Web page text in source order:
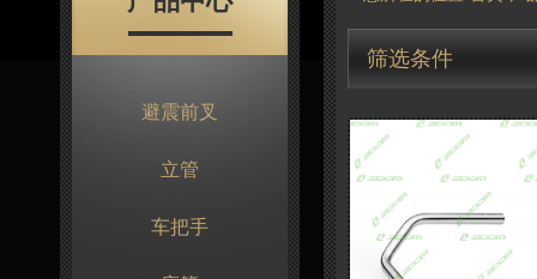
避震前叉
立管
车把手
筛选条件